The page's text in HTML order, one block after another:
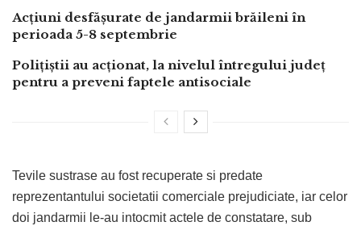
Acțiuni desfășurate de jandarmii brăileni în
perioada 5-8 septembrie
Polițiștii au acționat, la nivelul întregului județ
pentru a preveni faptele antisociale
Tevile sustrase au fost recuperate si predate
reprezentantului societatii comerciale prejudiciate, iar celor
doi jandarmii le-au intocmit actele de constatare, sub